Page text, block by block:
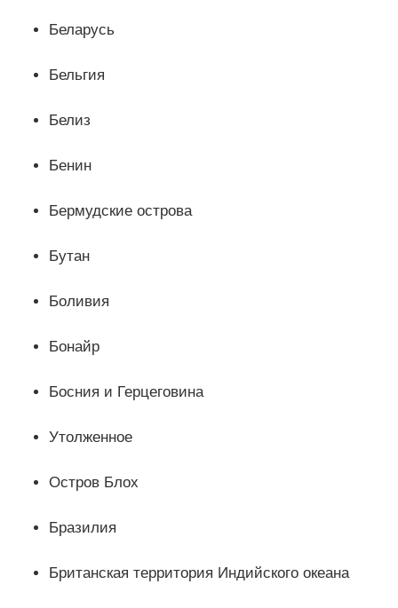
Беларусь
Бельгия
Белиз
Бенин
Бермудские острова
Бутан
Боливия
Бонайр
Босния и Герцеговина
Утолженное
Остров Блох
Бразилия
Британская территория Индийского океана